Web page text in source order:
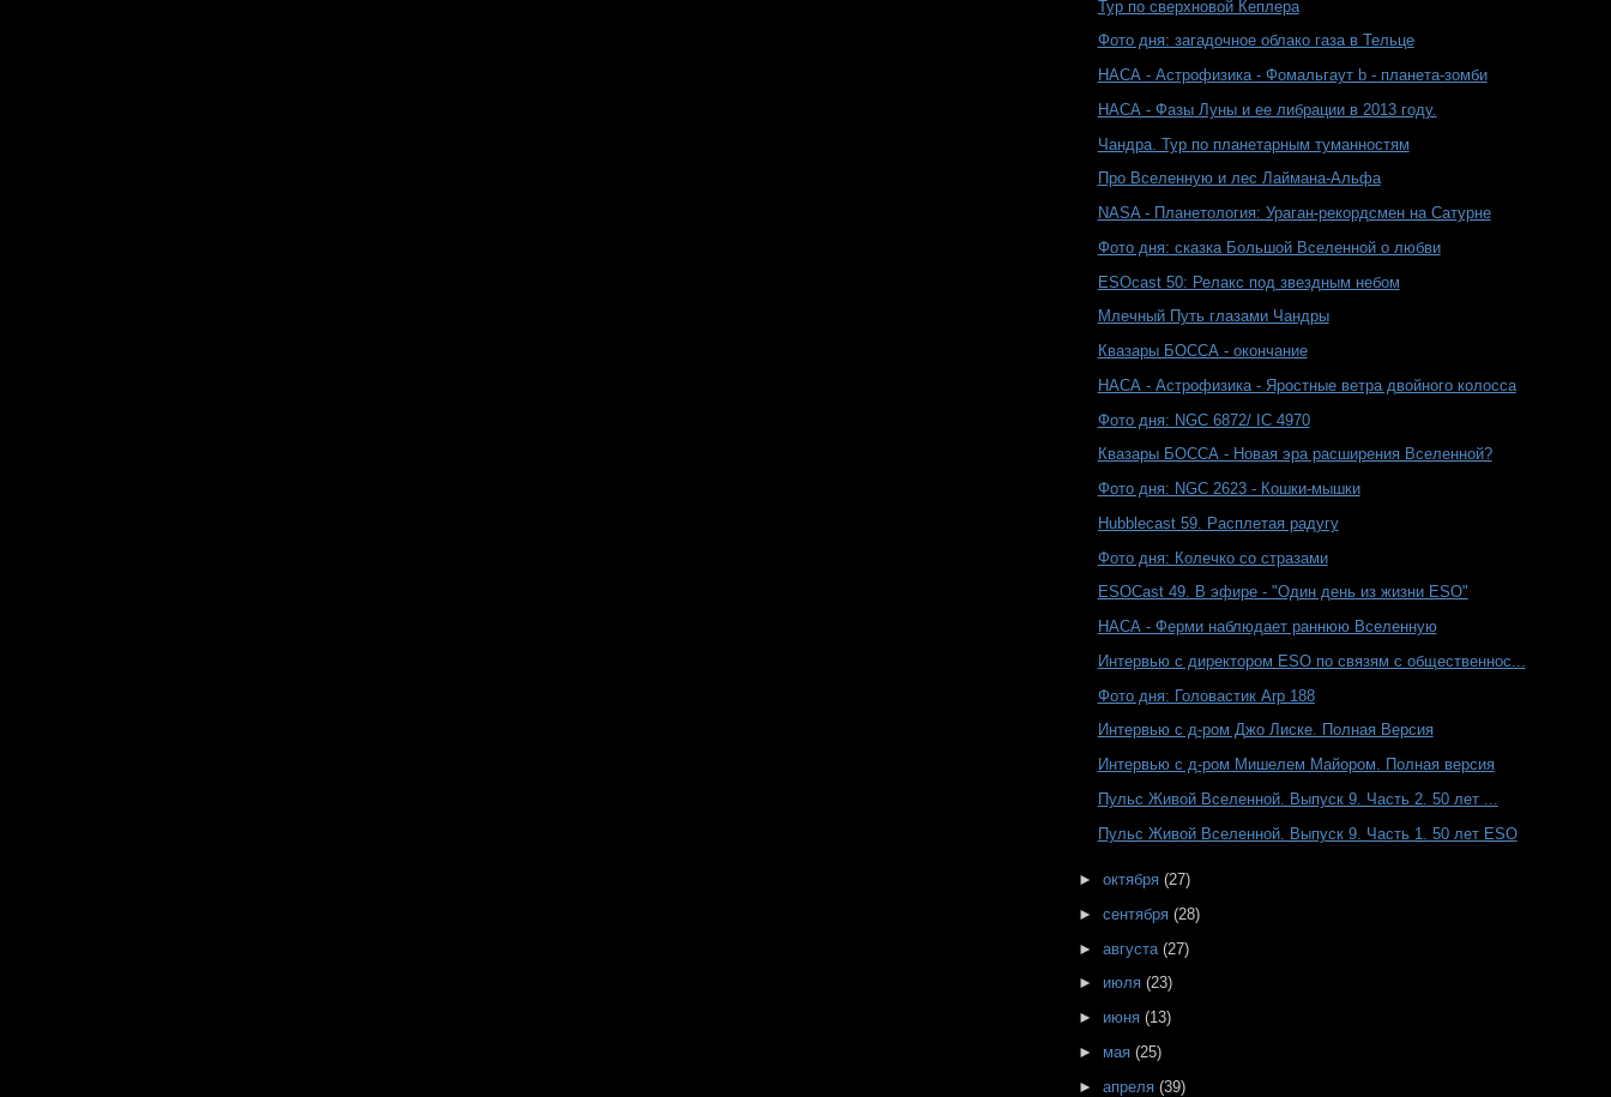
Тур по сверхновой Кеплера
Фото дня: загадочное облако газа в Тельце
НАСА - Астрофизика - Фомальгаут b - планета-зомби
НАСА - Фазы Луны и ее либрации в 2013 году.
Чандра. Тур по планетарным туманностям
Про Вселенную и лес Лаймана-Альфа
NASA - Планетология: Ураган-рекордсмен на Сатурне
Фото дня: сказка Большой Вселенной о любви
ESOcast 50: Релакс под звездным небом
Млечный Путь глазами Чандры
Квазары БОССА - окончание
НАСА - Астрофизика - Яростные ветра двойного колосса
Фото дня: NGC 6872/ IC 4970
Квазары БОССА - Новая эра расширения Вселенной?
Фото дня: NGC 2623 - Кошки-мышки
Hubblecast 59. Расплетая радугу
Фото дня: Колечко со стразами
ESOCast 49. В эфире - "Один день из жизни ESO"
НАСА - Ферми наблюдает раннюю Вселенную
Интервью с директором ESO по связям с общественнос...
Фото дня: Головастик Arp 188
Интервью с д-ром Джо Лиске. Полная Версия
Интервью с д-ром Мишелем Майором. Полная версия
Пульс Живой Вселенной. Выпуск 9. Часть 2. 50 лет ...
Пульс Живой Вселенной. Выпуск 9. Часть 1. 50 лет ESO
► октября (27)
► сентября (28)
► августа (27)
► июля (23)
► июня (13)
► мая (25)
► апреля (39)